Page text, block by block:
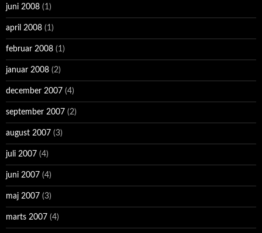
juni 2008 (1)
april 2008 (1)
februar 2008 (1)
januar 2008 (2)
december 2007 (4)
september 2007 (2)
august 2007 (3)
juli 2007 (4)
juni 2007 (4)
maj 2007 (3)
marts 2007 (4)